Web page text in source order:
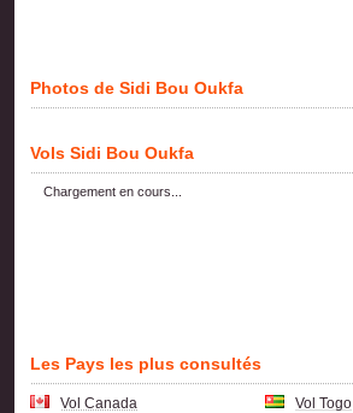
Photos de Sidi Bou Oukfa
Vols Sidi Bou Oukfa
Chargement en cours...
Les Pays les plus consultés
Vol Canada
Vol Togo